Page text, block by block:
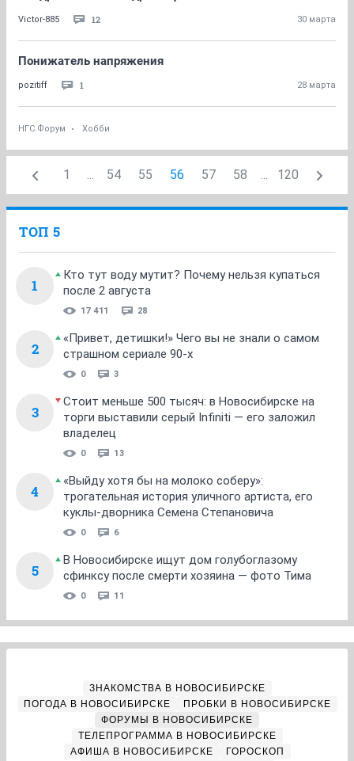
Victor-885 12 30 марта
Понижатель напряжения
pozitiff 1 28 марта
НГС.Форум Хобби
1 ... 54 55 56 57 58 ... 120
ТОП 5
1
Кто тут воду мутит? Почему нельзя купаться
после 2 августа
17 411 28
2
«Привет, детишки!» Чего вы не знали о самом
страшном сериале 90-х
0 3
3
Стоит меньше 500 тысяч: в Новосибирске на
торги выставили серый Infiniti — его заложил
владелец
0 13
4
«Выйду хотя бы на молоко соберу»:
трогательная история уличного артиста, его
куклы-дворника Семена Степановича
0 6
5
В Новосибирске ищут дом голубоглазому
сфинксу после смерти хозяина — фото Тима
0 11
ЗНАКОМСТВА В НОВОСИБИРСКЕ
ПОГОДА В НОВОСИБИРСКЕ
ПРОБКИ В НОВОСИБИРСКЕ
ФОРУМЫ В НОВОСИБИРСКЕ
ТЕЛЕПРОГРАММА В НОВОСИБИРСКЕ
АФИША В НОВОСИБИРСКЕ
ГОРОСКОП